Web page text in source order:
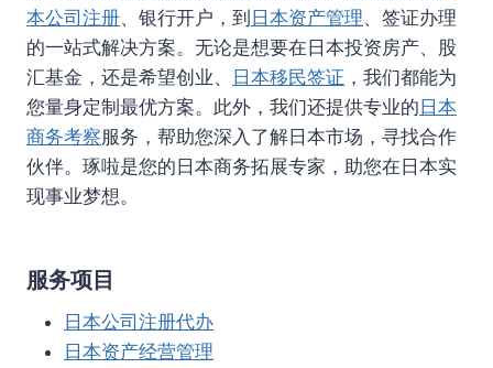
本公司注册、银行开户，到日本资产管理、签证办理
的一站式解决方案。无论是想要在日本投资房产、股
汇基金，还是希望创业、 日本移民签证 ，我们都能为
您量身定制最优方案。此外，我们还提供专业的日本
商务考察服务，帮助您深入了解日本市场，寻找合作
伙伴。琢啦是您的日本商务拓展专家，助您在日本实
现事业梦想。
服务项目
日本公司注册代办
日本资产经营管理